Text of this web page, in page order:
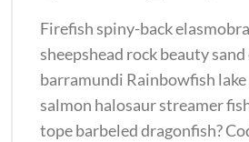
Firefish spiny-back
sheepshead rock beauty
barramundi Rainbowfish
salmon halosaur streamer
tope barbeled dragonfish?